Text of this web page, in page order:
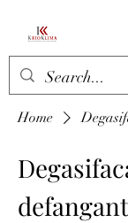
Home